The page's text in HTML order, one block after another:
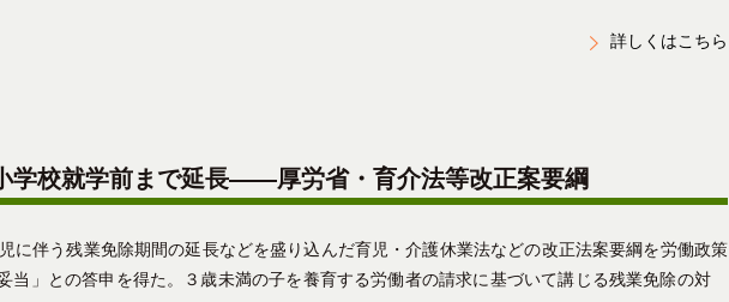
詳しくはこちら
校就学前まで延長――厚労省・育介法等改正案要綱
に伴う残業免除期間の延長などを盛り込んだ育児・介護休業法などの改正法案要綱を労働政策
当」との答申を得た。３歳未満の子を養育する労働者の請求に基づいて講じる残業免除の対